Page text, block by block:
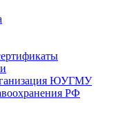
ЮУГМУ
РФ